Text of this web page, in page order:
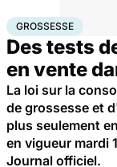
AccueilFamille
GROSSESSE
Des tests
en vente
La loi sur la
de grossesse et
plus seulement
en vigueur mardi
Journal officiel.